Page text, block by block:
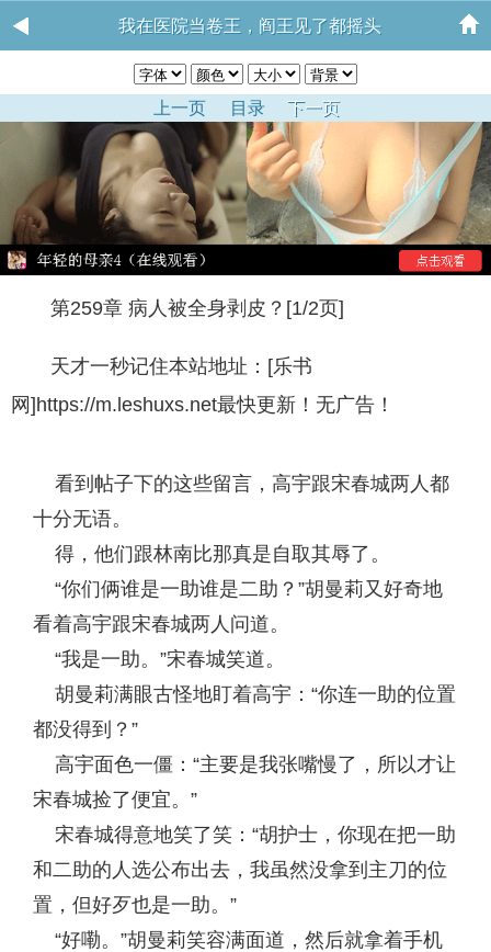
我在医院当卷王，阎王见了都摇头
上一页 目录 下一页
第259章 病人被全身剥皮？[1/2页]
天才一秒记住本站地址：[乐书
网]https://m.leshuxs.net最快更新！无广告！
看到帖子下的这些留言，高宇跟宋春城两人都
十分无语。
得，他们跟林南比那真是自取其辱了。
“你们俩谁是一助谁是二助？”胡曼莉又好奇地
看着高宇跟宋春城两人问道。
“我是一助。”宋春城笑道。
胡曼莉满眼古怪地盯着高宇：“你连一助的位置
都没得到？”
高宇面色一僵：“主要是我张嘴慢了，所以才让
宋春城捡了便宜。”
宋春城得意地笑了笑：“胡护士，你现在把一助
和二助的人选公布出去，我虽然没拿到主刀的位
置，但好歹也是一助。”
“好嘞。”胡曼莉笑容满面道，然后就拿着手机